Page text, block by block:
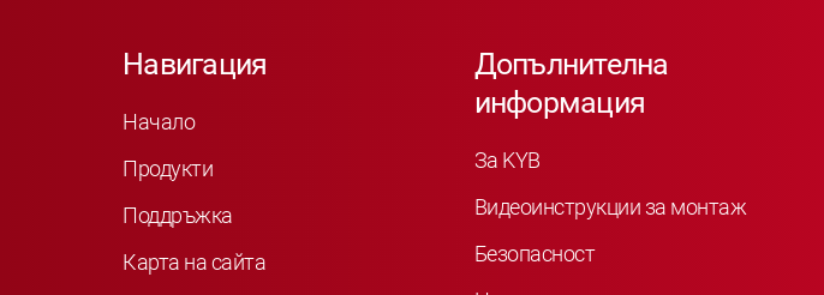
Навигация
Начало
Продукти
Поддръжка
Карта на сайта
Допълнителна
информация
За KYB
Видеоинструкции за монтаж
Безопасност